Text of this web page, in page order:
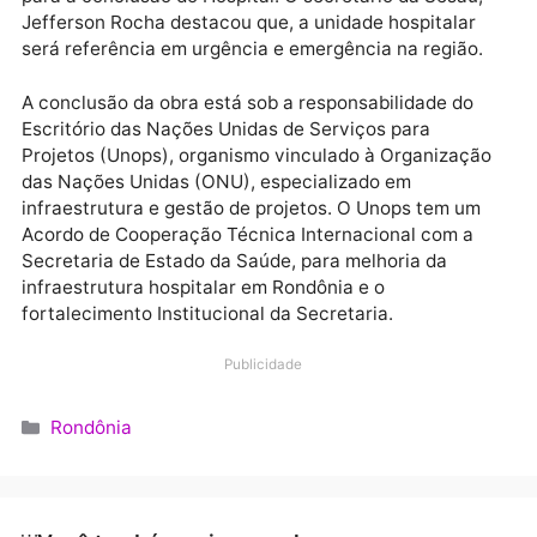
que os fazem buscar tratamento na Capital. O casal
espera com alegria o momento de encontrar na
Guajará-Mirim for concluído.
RETOMADA DA OBRA
De acordo com a Secretaria de Estado da Saúde
(Sesau), concluir essa obra tornou-se prioridade. A
equipe técnica da Sesau, então, debruçou-se sobre
levantamentos e todos os procedimentos
para a conclusão do Hospital. O secretário da Sesau,
Projetos (Unops), organismo vinculado à